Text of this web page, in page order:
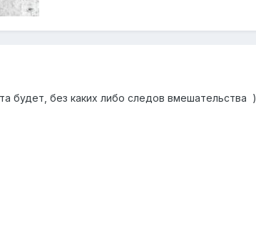
будет, без каких либо следов вмешательства )